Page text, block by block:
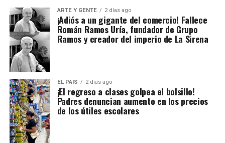
ARTE Y GENTE 2 días ago
¡Adiós a un gigante del comercio! Fallece
Román Ramos Uría, fundador de Grupo
Ramos y creador del imperio de La Sirena
EL PAIS 2 días ago
¡El regreso a clases golpea el bolsillo!
Padres denuncian aumento en los precios
de los útiles escolares